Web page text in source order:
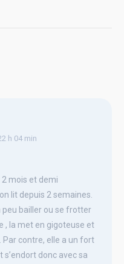
h 04 min
2 mois et demi
lit depuis 2 semaines.
peu bailler ou se frotter
, la met en gigoteuse et
Par contre, elle a un fort
s’endort donc avec sa